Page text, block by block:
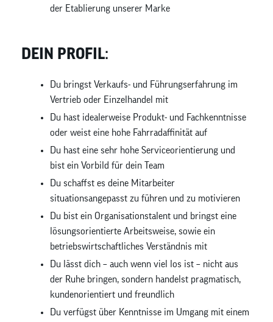
der Etablierung unserer Marke
DEIN PROFIL:
Du bringst Verkaufs- und Führungserfahrung im
Vertrieb oder Einzelhandel mit
Du hast idealerweise Produkt- und Fachkenntnisse
oder weist eine hohe Fahrradaffinität auf
Du hast eine sehr hohe Serviceorientierung und
bist ein Vorbild für dein Team
Du schaffst es deine Mitarbeiter
situationsangepasst zu führen und zu motivieren
Du bist ein Organisationstalent und bringst eine
lösungsorientierte Arbeitsweise, sowie ein
betriebswirtschaftliches Verständnis mit
Du lässt dich – auch wenn viel los ist – nicht aus
der Ruhe bringen, sondern handelst pragmatisch,
kundenorientiert und freundlich
Du verfügst über Kenntnisse im Umgang mit einem